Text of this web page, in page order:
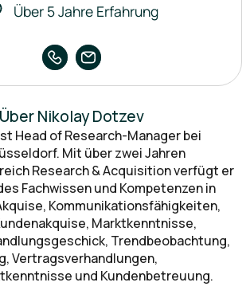
Über 5 Jahre Erfahrung
Über Nikolay Dotzev
Head of Research-Manager bei
Mit über zwei Jahren
Research & Acquisition verfügt er
Fachwissen und Kompetenzen in
Kommunikationsfähigkeiten,
Marktkenntnisse,
Trendbeobachtung,
Vertragsverhandlungen,
und Kundenbetreuung.